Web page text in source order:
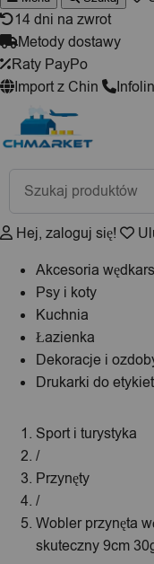
produktów
14 dni na zwrot
Metody dostawy
Raty PayPo
Import z Chin
Wyszukiwarka
produktów
Hej, zaloguj się!
Akcesoria
Psy i koty
Kuchnia
Łazienka
Dekoracje i
Drukarki do etykiet
Sport i turystyka
/
Przynęty
/
Wobler przynęta
skuteczny 9cm